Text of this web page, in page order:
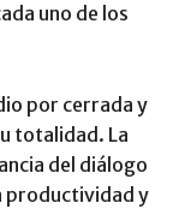
uno de los
por cerrada y
totalidad. La
del diálogo
productividad y